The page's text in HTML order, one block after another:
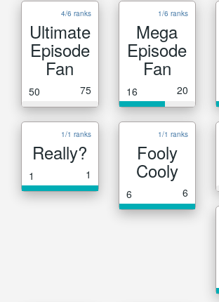
4/6 ranks
Ultimate
Episode
Fan
50 75
1/6 ranks
Mega
Episode
Fan
16 20
1/1 ranks
Really?
1 1
1/1 ranks
Fooly
Cooly
6 6